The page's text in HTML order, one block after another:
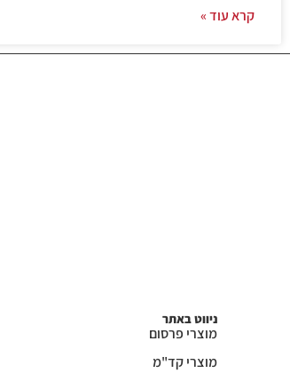
קרא עוד »
ניווט באתר
מוצרי פרסום
מוצרי קד"מ